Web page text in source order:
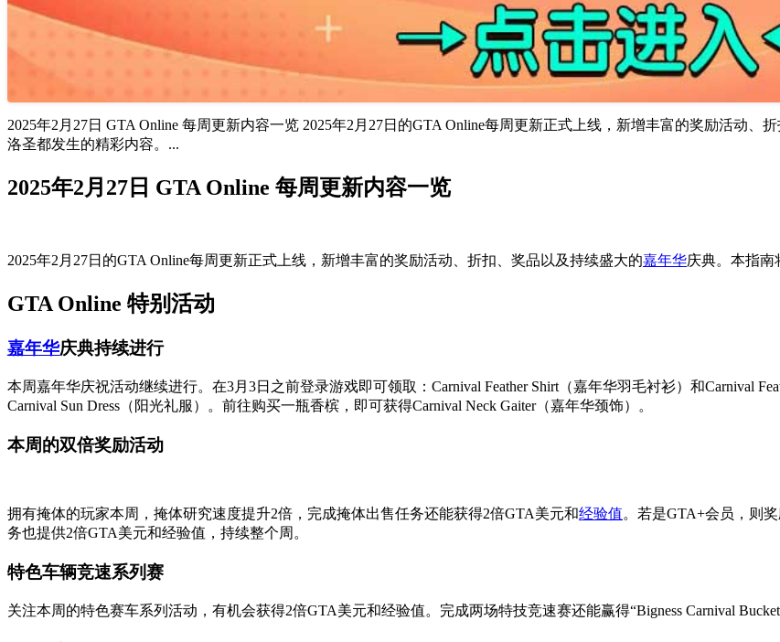
2025年2月27日 GTA Online 每周更新内容一览 2025年2月27日的GTA Online每周更新正式上线，新增丰富的奖励活动
洛圣都发生的精彩内容。...
2025年2月27日 GTA Online 每周更新内容一览
2025年2月27日的GTA Online每周更新正式上线，新增丰富的奖励活动、折扣、奖品以及持续盛大的嘉年华庆典。本指南
GTA Online 特别活动
嘉年华庆典持续进行
本周嘉年华庆祝活动继续进行。在3月3日之前登录游戏即可领取：Carnival Feather Shirt（嘉年华羽毛衬衫）和Carnival
Carnival Sun Dress（阳光礼服）。前往购买一瓶香槟，即可获得Carnival Neck Gaiter（嘉年华颈饰）。
本周的双倍奖励活动
拥有掩体的玩家本周，掩体研究速度提升2倍，完成掩体出售任务还能获得2倍GTA美元和经验值。若是GTA+会员，则
务也提供2倍GTA美元和经验值，持续整个周。
特色车辆竞速系列赛
关注本周的特色赛车系列活动，有机会获得2倍GTA美元和经验值。完成两场特技竞速赛还能赢得“Bigness Carnival